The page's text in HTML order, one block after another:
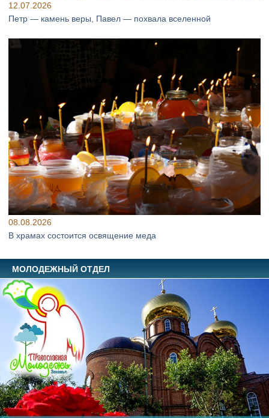
12.07.2026
Петр — камень веры, Павел — похвала вселенной
08.08.2026
В храмах состоится освящение меда
МОЛОДЕЖНЫЙ ОТДЕЛ